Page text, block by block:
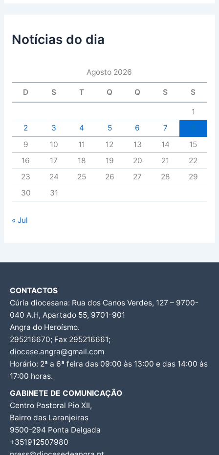
Notícias do dia
Agosto 2026
D S T Q Q S S
1
2
3 4 5 6 7
9
10 11 12 13 14
15
16
17 18 19 20 21
22
23
24 25 26 27 28
29
30
31
« Jul
CONTACTOS
Cúria diocesana: Rua dos Canos Verdes, 127 – 9700-
040 A.H, Apartado 55, 9701-901
Angra do Heroísmo.
295216670; Fax 295216661;
diocese.angra@gmail.com
Horário: 2ª a 6ª feira das 09:00 às 13:00 e das 14:00 às
17:00 horas.
GABINETE DE COMUNICAÇÃO
Centro Pastoral Pio XII,
Bairro das Laranjeiras
9500-294 Ponta Delgada
+351912507980